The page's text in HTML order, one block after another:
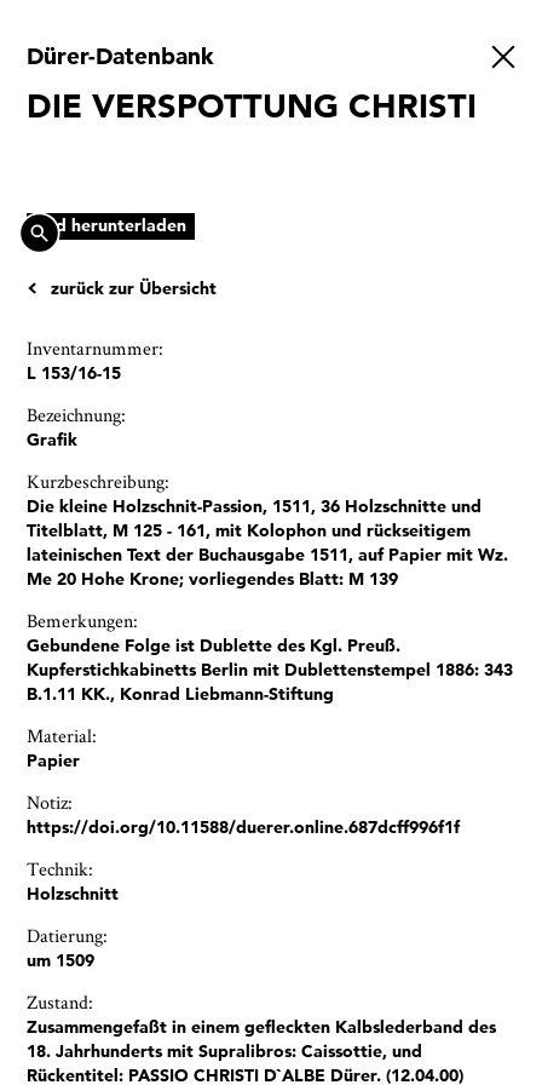
Dürer-Datenbank
DIE VERSPOTTUNG CHRISTI
Bild herunterladen
zurück zur Übersicht
Inventarnummer:
L 153/16-15
Bezeichnung:
Grafik
Kurzbeschreibung:
Die kleine Holzschnit-Passion, 1511, 36 Holzschnitte und
Titelblatt, M 125 - 161, mit Kolophon und rückseitigem
lateinischen Text der Buchausgabe 1511, auf Papier mit Wz.
Me 20 Hohe Krone; vorliegendes Blatt: M 139
Bemerkungen:
Gebundene Folge ist Dublette des Kgl. Preuß.
Kupferstichkabinetts Berlin mit Dublettenstempel 1886: 343
B.1.11 KK., Konrad Liebmann-Stiftung
Material:
Papier
Notiz:
https://doi.org/10.11588/duerer.online.687dcff996f1f
Technik:
Holzschnitt
Datierung:
um 1509
Zustand:
Zusammengefaßt in einem gefleckten Kalbslederband des
18. Jahrhunderts mit Supralibros: Caissottie, und
Rückentitel: PASSIO CHRISTI D`ALBE Dürer. (12.04.00)
Ausstellungen
Veranstaltungen
Ja, ich bin damit einverstanden, dass das
Museumsquartier Osnabrück die oben
angegebenen Informationen speichert, um mir den
besteht ein Beschwerderecht bei einer
Aufsichtsbehörde für Datenschutz. Weitere
* notwendige Angaben